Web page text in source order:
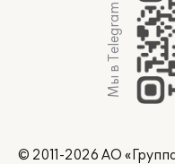
Мы в Telegram
© 2011-2026 АО